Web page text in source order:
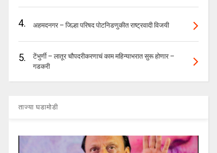
4. अहमदनगर – जिल्हा परिषद पोटनिडणुकीत राष्ट्रवादी विजयी
5.
टेंभुर्णी – लातूर चौपदरीकरणाचं काम महिन्याभरात सुरू होणार –
गडकरी
ताज्या घडामोडी